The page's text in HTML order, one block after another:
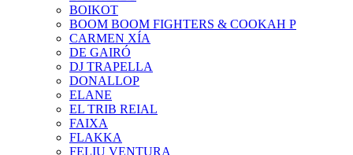
BOIKOT
BOOM BOOM FIGHTERS & COOKAH P
CARMEN XÍA
DE GAIRÓ
DJ TRAPELLA
DONALLOP
ELANE
EL TRIB REIAL
FAIXA
FLAKKA
FELIU VENTURA